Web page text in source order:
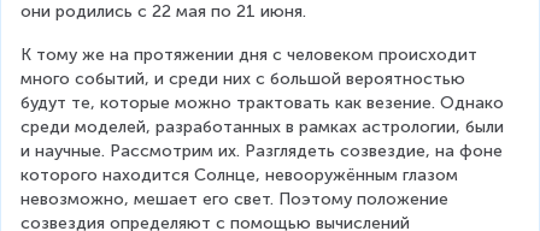
они родились с 22 мая по 21 июня.
К тому же на протяжении дня с человеком происходит
много событий, и среди них с большой вероятностью
будут те, которые можно трактовать как везение. Однако
среди моделей, разработанных в рамках астрологии, были
и научные. Рассмотрим их. Разглядеть созвездие, на фоне
которого находится Солнце, невооружённым глазом
невозможно, мешает его свет. Поэтому положение
созвездия определяют с помощью вычислений